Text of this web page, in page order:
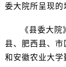
委大院所呈现的
《县委大
县、肥西县、市
和安徽农业大学